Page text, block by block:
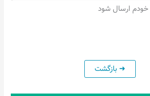
ارسال شود